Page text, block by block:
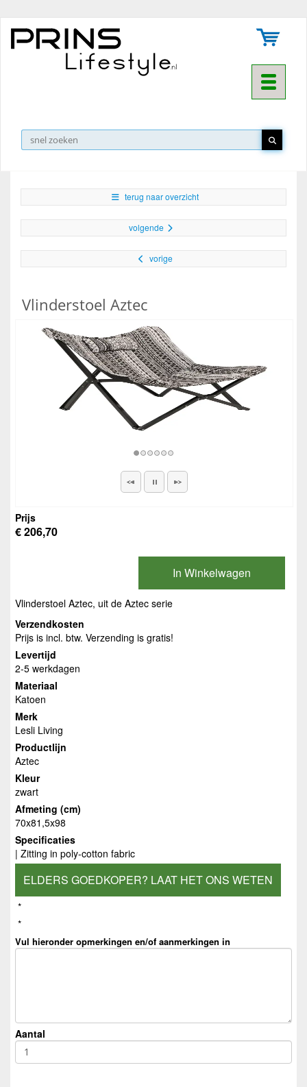
Toggle
▼
terug naar overzicht
volgende
vorige
Vlinderstoel Aztec
Prijs
€ 206,70
In Winkelwagen
Vlinderstoel Aztec, uit de Aztec serie
Verzendkosten
Prijs is incl. btw. Verzending is gratis!
Levertijd
2-5 werkdagen
Materiaal
Katoen
Merk
Lesli Living
Productlijn
Aztec
Kleur
zwart
Afmeting (cm)
70x81,5x98
Specificaties
| Zitting in poly-cotton fabric
ELDERS GOEDKOPER? LAAT HET ONS WETEN
*
*
Vul hieronder opmerkingen en/of aanmerkingen in
Aantal